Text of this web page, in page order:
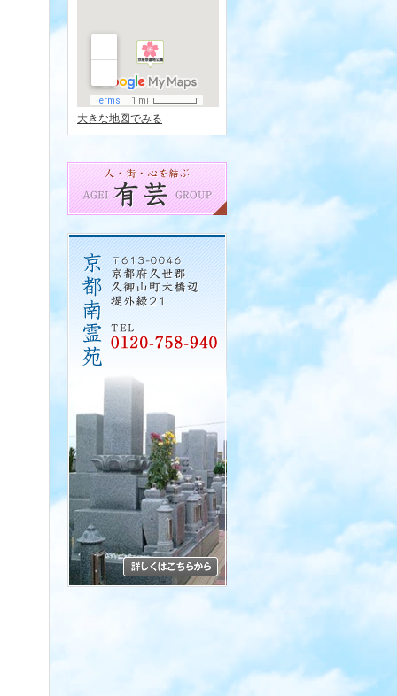
大きな地図でみる